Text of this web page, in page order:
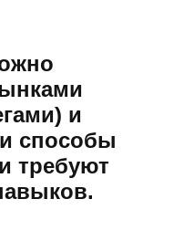
и
способы
требуют